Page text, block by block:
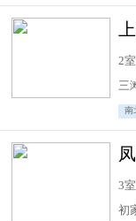
2
三
南
3
初